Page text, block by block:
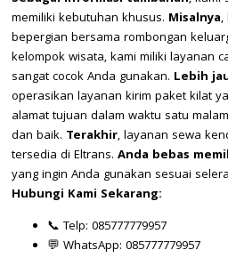
memiliki kebutuhan khusus. Misalnya,
bepergian bersama rombongan
kelompok wisata, kami miliki layanan
sangat cocok Anda gunakan. Lebih
operasikan layanan kirim paket kilat
alamat tujuan dalam waktu satu
dan baik. Terakhir, layanan sewa
tersedia di Eltrans. Anda bebas
yang ingin Anda gunakan sesuai
Hubungi Kami Sekarang:
📞 Telp: 085777779957
💬 WhatsApp: 085777779957